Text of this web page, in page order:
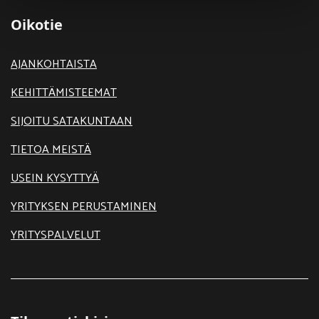
Oikotie
AJANKOHTAISTA
KEHITTÄMISTEEMAT
SIJOITU SATAKUNTAAN
TIETOA MEISTÄ
USEIN KYSYTTYÄ
YRITYKSEN PERUSTAMINEN
YRITYSPALVELUT